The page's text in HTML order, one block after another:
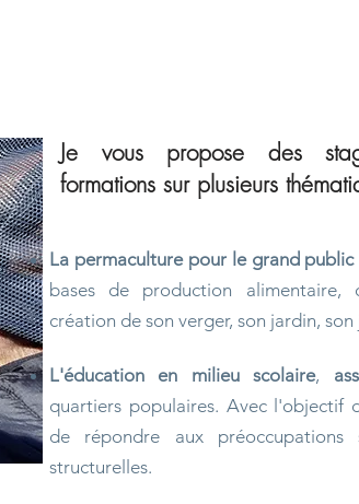
Je vous propose des
formations sur plusieurs
La permaculture pour le grand
bases de production alimentaire,
création de son verger, son jardin,
L'éducation en milieu scolaire,
quartiers populaires. Avec l'objectif
de répondre aux préoccupations
structurelles.